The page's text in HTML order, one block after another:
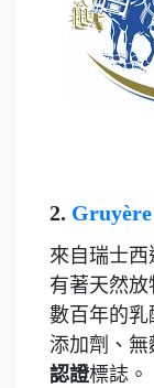
2. Gruyère
來自瑞士
有著天然
數百年的
添加劑、
認證標誌。